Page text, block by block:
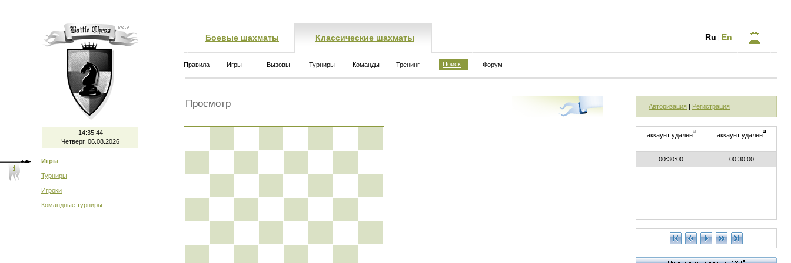
14:35:44
Четверг, 06.08.2026
Игры
Турниры
Игроки
Командные турниры
Боевые шахматы Классические шахматы Ru | En
Правила Игры Вызовы Турниры Команды Тренинг Поиск Форум
Просмотр Авторизация | Регистрация
аккаунт удален аккаунт удален
00:30:00 00:30:00